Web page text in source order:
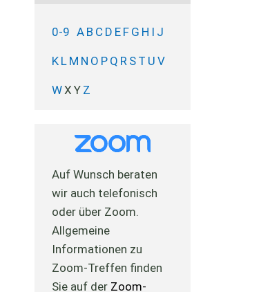
0-9 A B C D E F G H I J
K L M N O P Q R S T U V
WX Y Z
Auf Wunsch beraten
wir auch telefonisch
oder über Zoom.
Allgemeine
Informationen zu
Zoom-Treffen finden
Sie auf der Zoom-